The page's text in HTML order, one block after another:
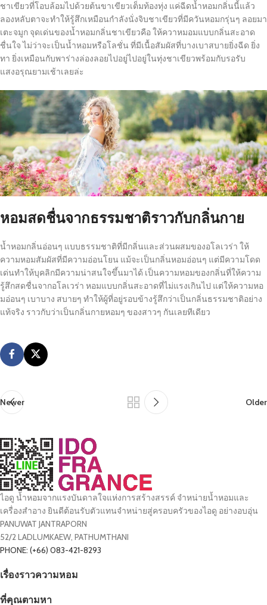
ชาเขียวที่โอบล้อมไปด้วยต้นขาเขียวเต็มท้องทุ่ง แค่ฉีดน้ำหอมกลิ่นนี้แล้ว
ลองหลับตาจะทำให้รู้สึกเหมือนกำลังนั่งจิบชาเขียวที่มีควันหอมกรุ่นๆ ลอยมา
เตะจมูก จุดเด่นของน้ำหอมกลิ่นชาเขียวคือ ให้ควาหมอมแบบกลิ่นสะอาด
ชื่นใจ ไม่ว่าจะเป็นน้ำหอมหรือโลชั่น ที่มีเนื้อสัมผัสที่บางเบาสบายยิ่งฉีด ยิ่ง
ทา ยิ่งเหมือนกับพาร่างล่องลอยไปอยู่ไปอยู่ในทุ่งชาเขียวพร้อมกับรอรับ
แสงอรุณยามเช้าเลยล่ะ
หอมสดชื่นจากธรรมชาติราวกับกลิ่นกาย
น้ำหอมกลิ่นอ่อนๆ แบบธรรมชาติที่มีกลิ่นและส่วนผสมของอโลเวร่า ให้
ความหอมสัมผัสที่มีความอ่อนโยน แม้จะเป็นกลิ่นหอมอ่อนๆ แต่มีความโดด
เด่นทำให้บุคลิกมีความน่าสนใจขึ้นมาได้ เป็นความหอมของกลิ่นที่ให้ความ
รู้สึกสดชื่นจากอโลเวร่า หอมแบบกลิ่นสะอาดที่ไม่แรงเกินไป แต่ให้ความหอ
มอ่อนๆ เบาบาง สบายๆ ทำให้ผู้ที่อยู่รอบข้างรู้สึกว่าเป็นกลิ่นธรรมชาติอย่าง
แท้จริง ราวกับว่าเป็นกลิ่นกายหอมๆ ของสาวๆ กันเลยทีเดียว
Newer Older
ไอดู น้ำหอมจากแรงบันดาลใจแห่งการสร้างสรรค์ จำหน่ายน้ำหอมและ
เครื่องสำอาง ยินดีต้อนรับตัวแทนจำหน่ายสู่ครอบครัวของไอดู อย่างอบอุ่น
PANUWAT JANTRAPORN
52/2 LADLUMKAEW, PATHUMTHANI
PHONE: (+66) 083-421-8293
เรื่องราวความหอม
ที่คุณตามหา